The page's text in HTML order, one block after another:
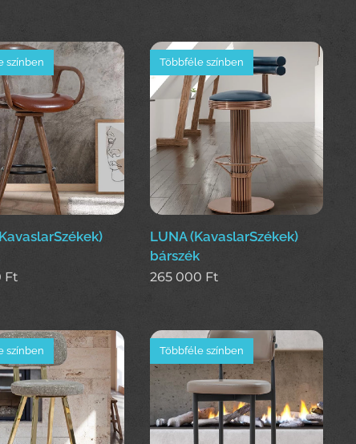
színben
Ft
LUNA (KavaslarSzékek)
bárszék
Többféle színben
265 000 Ft
színben Többféle színben